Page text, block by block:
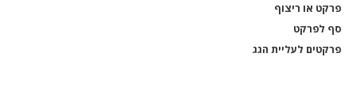
פרקט או ריצוף
סף לפרקט
פרקטים לעליית הגג